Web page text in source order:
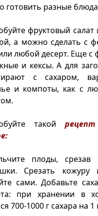
готовить разные
фруктовый салат
а можно сделать с
любой десерт. Еще с
и кексы. А для
с сахаром,
и компоты, как с
такой
плоды, срезав
Срезать
сами. Добавьте
при хранении в
700-1000 г сахара на 1